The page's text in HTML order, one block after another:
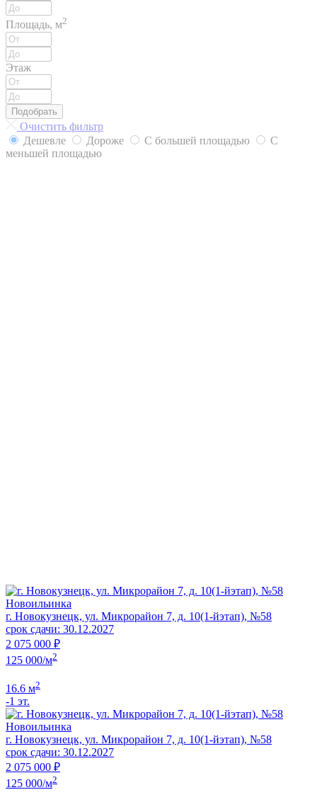
Площадь, м2
Этаж
Подобрать
Очистить фильтр
Дешевле
Дороже С большей площадью
С
меньшей площадью
Новоильинка
г. Новокузнецк, ул. Микрорайон 7, д. 10(1-йэтап), №58
срок сдачи: 30.12.2027
2 075 000 ₽
125 000/м2
16.6 м2
-1 эт.
Новоильинка
г. Новокузнецк, ул. Микрорайон 7, д. 10(1-йэтап), №58
срок сдачи: 30.12.2027
2 075 000 ₽
125 000/м2